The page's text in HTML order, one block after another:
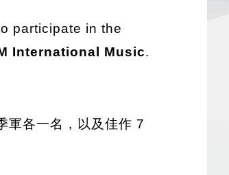
participate in the
International Music.
軍各一名，以及佳作 7